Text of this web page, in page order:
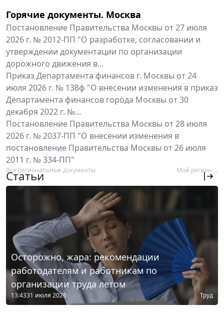
Горячие документы. Москва
Постановление Правительства Москвы от 27 июля
2026 г. № 2012-ПП "О разработке, согласовании и
утверждении документации по организации
дорожного движения в...
Приказ Департамента финансов г. Москвы от 24
июля 2026 г. № 138ф "О внесении изменения в приказ
Департамента финансов города Москвы от 30
декабря 2022 г. №...
Постановление Правительства Москвы от 28 июля
2026 г. № 2037-ПП "О внесении изменения в
постановление Правительства Москвы от 26 июля
2011 г. № 334-ПП"
Все региональные документы Мой регион ...
Статьи
Осторожно, жара: рекомендации
работодателям и работникам по
организации труда летом
13:4331 июля 2026 Труд